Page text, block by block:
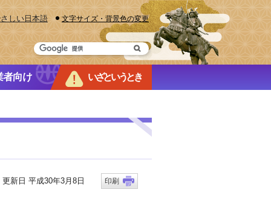
しい日本語 文字サイズ・背景色の変更
者向け いざというとき
新日 平成30年3月8日 印刷